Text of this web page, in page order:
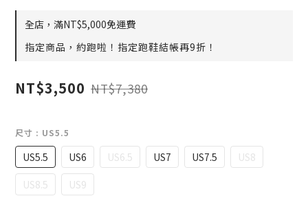
全店，滿NT$5,000免運費
指定商品，約跑啦！指定跑鞋結帳再9折！
NT$3,500 NT$7,380
尺寸 : US5.5
US5.5 US6 US6.5 US7 US7.5
US8
US8.5
US9